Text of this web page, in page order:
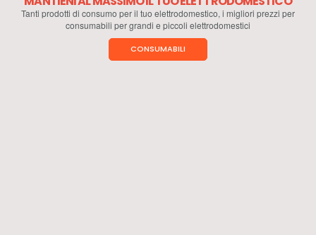
Tanti prodotti di consumo per il tuo elettrodomestico, i migliori prezzi per
consumabili per grandi e piccoli elettrodomestici
CONSUMABILI